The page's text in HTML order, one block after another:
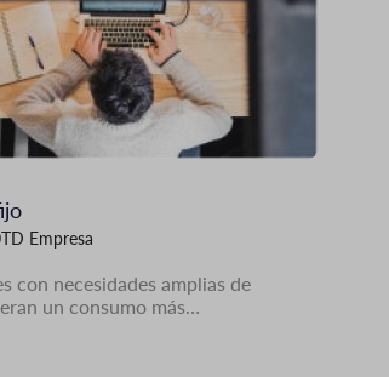
Empresa
con necesidades amplias de
un consumo más…